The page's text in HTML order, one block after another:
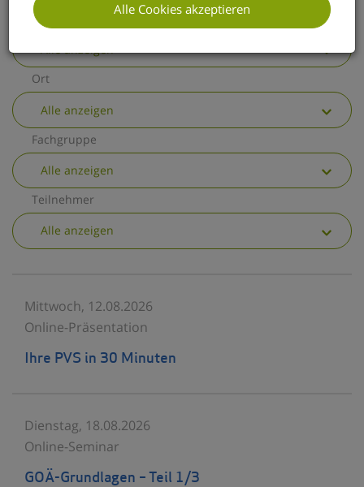
Alle Cookies akzeptieren
Thema
Alle anzeigen
Ort
Alle anzeigen
Fachgruppe
Alle anzeigen
Teilnehmer
Alle anzeigen
Mittwoch, 12.08.2026
Online-Präsentation
Ihre PVS in 30 Minuten
Dienstag, 18.08.2026
Online-Seminar
GOÄ-Grundlagen – Teil 1/3